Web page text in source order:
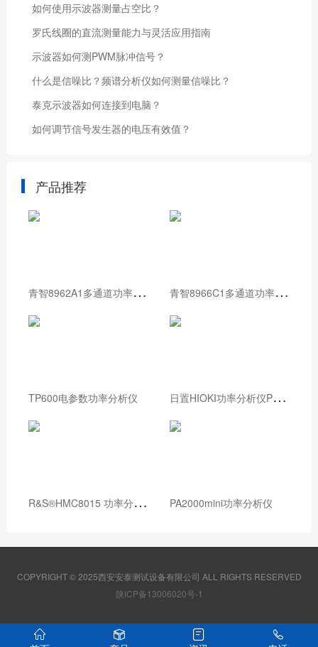
如何使用示波器测量占空比？
罗氏线圈的直流测量能力与灵活应用指南
示波器如何测PWM脉冲信号？
什么是信噪比？频谱分析仪如何测量信噪比？
泰克示波器如何连接到电脑？
如何调节信号发生器的电压有效值？
产品推荐
青
智8962A1多通道功率分析仪 青
智8966C1多通道功率分析仪
TP600电参数功率分析仪 日
置HIOKI功率分析仪PW8001
R
&S®HMC8015 功率分析仪 PA2000mini功率分析仪
COPYRIGHT © 2025西安安泰测试设备有限公司 ALL RIGHTS RESERVED
陕ICP备13006020号-1